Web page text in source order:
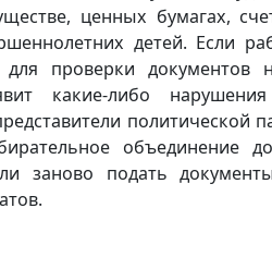
ценных бумагах,
детей. Если
для проверки документов
какие-либо
политической
объединение
заново подать